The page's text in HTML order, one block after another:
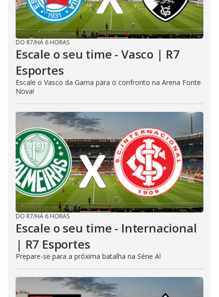
DO R7/HÁ 6 HORAS
Escale o seu time - Vasco | R7
Esportes
Escale o Vasco da Gama para o confronto na Arena Fonte
Nova!
DO R7/HÁ 6 HORAS
Escale o seu time - Internacional
| R7 Esportes
Prepare-se para a próxima batalha na Série A!